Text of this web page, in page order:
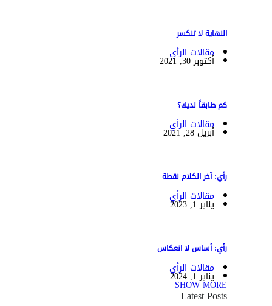
النهاية لا تنكسر
مقالات الرأي
أكتوبر 30, 2021
كم طابقاً لديك؟
مقالات الرأي
أبريل 28, 2021
رأي: آخر الكلام نقطة
مقالات الرأي
يناير 1, 2023
رأي: أساس لا انعكاس
مقالات الرأي
يناير 1, 2024
SHOW MORE
Latest Posts